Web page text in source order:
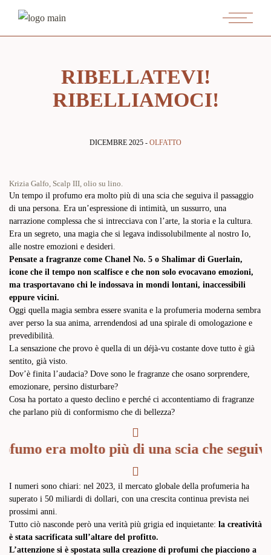
RIBELLATEVI!
RIBELLIAMOCI!
DICEMBRE 2025 - OLFATTO
Krizia Galfo, Scalp III, olio su lino.
Un tempo il profumo era molto più di una scia che seguiva il passaggio
di una persona. Era un’espressione di intimità, un sussurro, una
narrazione complessa che si intrecciava con l’arte, la storia e la cultura.
Era un segreto, una magia che si legava indissolubilmente al nostro Io,
alle nostre emozioni e desideri.
Pensate a fragranze come Chanel No. 5 o Shalimar di Guerlain,
icone che il tempo non scalfisce e che non solo evocavano emozioni,
ma trasportavano chi le indossava in mondi lontani, inaccessibili
eppure vicini.
Oggi quella magia sembra essere svanita e la profumeria moderna sembra
aver perso la sua anima, arrendendosi ad una spirale di omologazione e
prevedibilità.
La sensazione che provo è quella di un déjà-vu costante dove tutto è già
sentito, già visto.
Dov’è finita l’audacia? Dove sono le fragranze che osano sorprendere,
emozionare, persino disturbare?
Cosa ha portato a questo declino e perché ci accontentiamo di fragranze
che parlano più di conformismo che di bellezza?
era molto più di una scia che
I numeri sono chiari: nel 2023, il mercato globale della profumeria ha
superato i 50 miliardi di dollari, con una crescita continua prevista nei
prossimi anni.
Tutto ciò nasconde però una verità più grigia ed inquietante: la creatività
è stata sacrificata sull’altare del profitto.
L’attenzione si è spostata sulla creazione di profumi che piacciono a